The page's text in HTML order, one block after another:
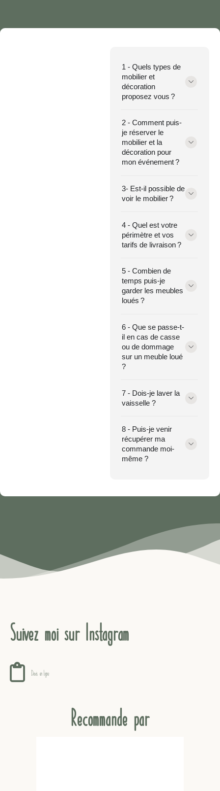
1 - Quels types de
mobilier et
décoration
proposez vous ?
2 - Comment puis-
je réserver le
mobilier et la
décoration pour
mon événement ?
3- Est-il possible de
voir le mobilier ?
4 - Quel est votre
périmètre et vos
tarifs de livraison ?
5 - Combien de
temps puis-je
garder les meubles
loués ?
6 - Que se passe-t-
il en cas de casse
ou de dommage
sur un meuble loué
?
7 - Dois-je laver la
vaisselle ?
8 - Puis-je venir
récupérer ma
commande moi-
même ?
Suivez-moi sur Instagram
Devis en ligne !
Recommande par